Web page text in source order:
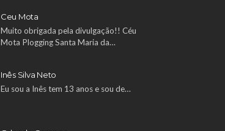
Ceu Mota
Muito obrigada pela divulgação!! Céu
Mota Plogging Santa Maria da…
Inês Silva Neto
Eu sou a Inês tem 13 anos e sou de…